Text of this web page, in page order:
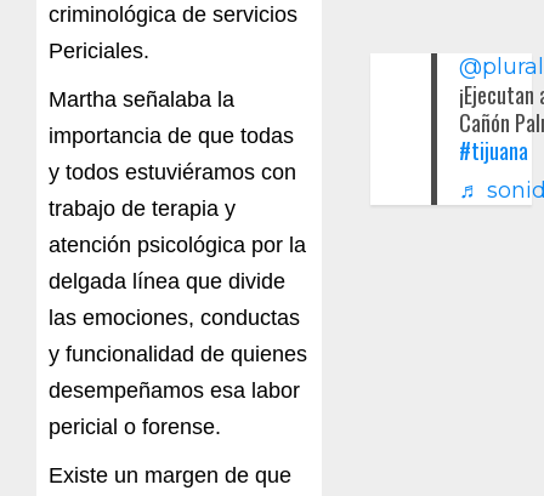
criminológica de servicios
Periciales.
Martha señalaba la
importancia de que todas
y todos estuviéramos con
trabajo de terapia y
atención psicológica por la
delgada línea que divide
las emociones, conductas
y funcionalidad de quienes
desempeñamos esa labor
pericial o forense.
Existe un margen de que
Cañón
#tijuana
♬